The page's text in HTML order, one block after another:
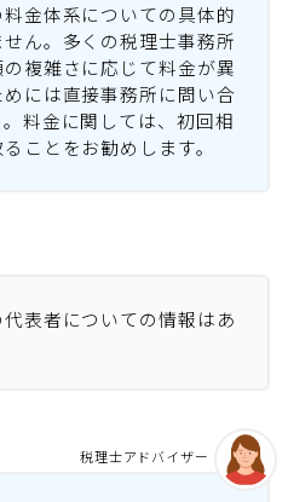
金体系についての具体的
ん。多くの税理士事務所
複雑さに応じて料金が異
には直接事務所に問い合
料金に関しては、初回相
ことをお勧めします。
表者についての情報はあ
税理士アドバイザー